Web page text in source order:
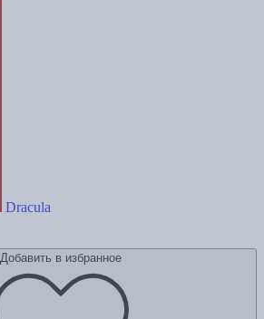
Dracula
Добавить в избранное